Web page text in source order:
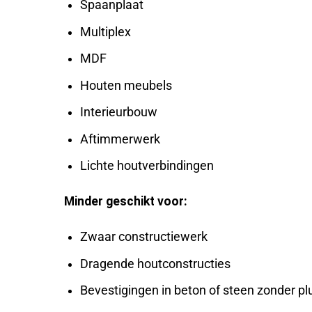
Spaanplaat
Multiplex
MDF
Houten meubels
Interieurbouw
Aftimmerwerk
Lichte houtverbindingen
Minder geschikt voor:
Zwaar constructiewerk
Dragende houtconstructies
Bevestigingen in beton of steen zonder